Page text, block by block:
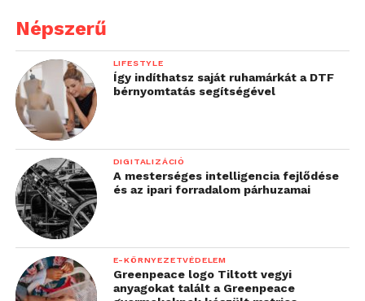
Népszerű
LIFESTYLE
Így indíthatsz saját ruhamárkát a DTF
bérnyomtatás segítségével
DIGITALIZÁCIÓ
A mesterséges intelligencia fejlődése
és az ipari forradalom párhuzamai
E-KÖRNYEZETVÉDELEM
Greenpeace logo Tiltott vegyi
anyagokat talált a Greenpeace